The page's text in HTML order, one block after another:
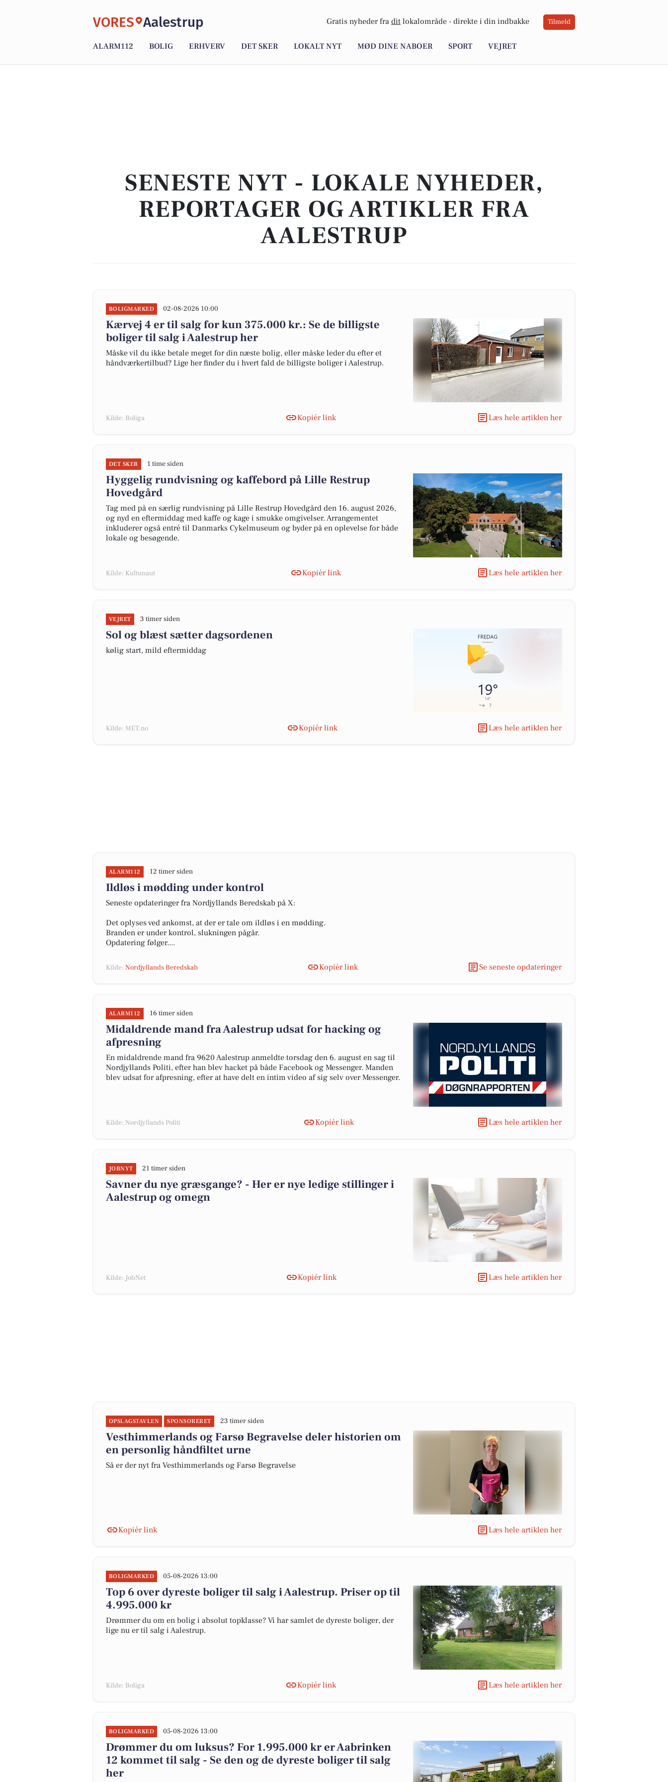
VORES Aalestrup Gratis nyheder fra dit lokalområde - direkte i din indbakke Tilmeld
ALARM112 BOLIG ERHVERV DET SKER LOKALT NYT MØD DINE NABOER SPORT VEJRET
SENESTE NYT - LOKALE NYHEDER,
REPORTAGER OG ARTIKLER FRA
AALESTRUP
BOLIGMARKED 02-08-2026 10:00
Kærvej 4 er til salg for kun 375.000 kr.: Se de billigste
boliger til salg i Aalestrup her
Måske vil du ikke betale meget for din næste bolig, eller måske leder du efter et
håndværkertilbud? Lige her finder du i hvert fald de billigste boliger i Aalestrup.
Kilde: Boliga Kopiér link Læs hele artiklen her
DET SKER 1 time siden
Hyggelig rundvisning og kaffebord på Lille Restrup
Hovedgård
Tag med på en særlig rundvisning på Lille Restrup Hovedgård den 16. august 2026,
og nyd en eftermiddag med kaffe og kage i smukke omgivelser. Arrangementet
inkluderer også entré til Danmarks Cykelmuseum og byder på en oplevelse for både
lokale og besøgende.
Kilde: Kultunaut Kopiér link Læs hele artiklen her
VEJRET 3 timer siden
Sol og blæst sætter dagsordenen
kølig start, mild eftermiddag
Kilde: MET.no Kopiér link Læs hele artiklen her
ALARM112 12 timer siden
Ildløs i mødding under kontrol
Seneste opdateringer fra Nordjyllands Beredskab på X:
Det oplyses ved ankomst, at der er tale om ildløs i en mødding.
Branden er under kontrol, slukningen pågår.
Opdatering følger....
Kilde: Nordjyllands Beredskab Kopiér link Se seneste opdateringer
ALARM112 16 timer siden
Midaldrende mand fra Aalestrup udsat for hacking og
afpresning
En midaldrende mand fra 9620 Aalestrup anmeldte torsdag den 6. august en sag til
Nordjyllands Politi, efter han blev hacket på både Facebook og Messenger. Manden
blev udsat for afpresning, efter at have delt en intim video af sig selv over Messenger.
Kilde: Nordjyllands Politi Kopiér link Læs hele artiklen her
JOBNYT 21 timer siden
Savner du nye græsgange? - Her er nye ledige stillinger i
Aalestrup og omegn
Kilde: JobNet Kopiér link Læs hele artiklen her
OPSLAGSTAVLEN SPONSORERET 23 timer siden
Vesthimmerlands og Farsø Begravelse deler historien om
en personlig håndfiltet urne
Så er der nyt fra Vesthimmerlands og Farsø Begravelse
Kopiér link Læs hele artiklen her
BOLIGMARKED 05-08-2026 13:00
Top 6 over dyreste boliger til salg i Aalestrup. Priser op til
4.995.000 kr
Drømmer du om en bolig i absolut topklasse? Vi har samlet de dyreste boliger, der
lige nu er til salg i Aalestrup.
Kilde: Boliga Kopiér link Læs hele artiklen her
BOLIGMARKED 05-08-2026 13:00
Drømmer du om luksus? For 1.995.000 kr er Aabrinken
12 kommet til salg - Se den og de dyreste boliger til salg
her